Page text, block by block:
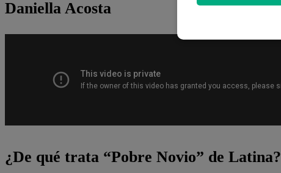
Daniella Acosta
¿De qué trata “Pobre Novio” de Latina?